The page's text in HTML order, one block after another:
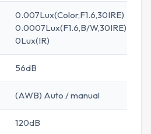
0.007Lux(Color,F1.6,30IRE)
0.0007Lux(F1.6,B/W,30IRE)
0Lux(IR)
56dB
(AWB) Auto / manual
120dB